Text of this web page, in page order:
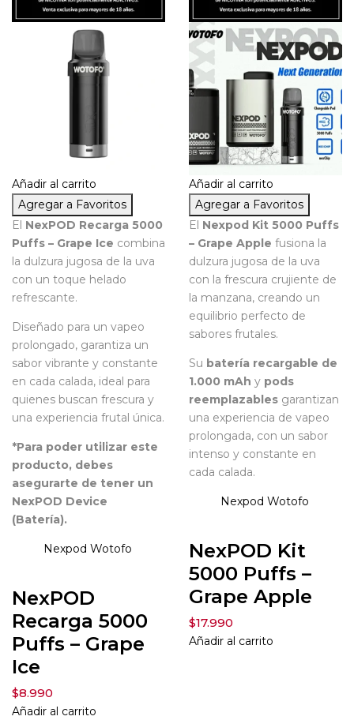
Añadir al carrito
Agregar a Favoritos
El NexPOD Recarga 5000
Puffs – Grape Ice combina
la dulzura jugosa de la uva
con un toque helado
refrescante.
Diseñado para un vapeo
prolongado, garantiza un
sabor vibrante y constante
en cada calada, ideal para
quienes buscan frescura y
una experiencia frutal única.
*Para poder utilizar este
producto, debes
asegurarte de tener un
NexPOD Device
(Batería).
Nexpod Wotofo
NexPOD
Recarga 5000
Puffs – Grape
Ice
$8.990
Añadir al carrito
Añadir al carrito
Agregar a Favoritos
El Nexpod Kit 5000 Puffs
– Grape Apple fusiona la
dulzura jugosa de la uva
con la frescura crujiente de
la manzana, creando un
equilibrio perfecto de
sabores frutales.
Su batería recargable de
1.000 mAh y pods
reemplazables garantizan
una experiencia de vapeo
prolongada, con un sabor
intenso y constante en
cada calada.
Nexpod Wotofo
NexPOD Kit
5000 Puffs –
Grape Apple
$17.990
Añadir al carrito